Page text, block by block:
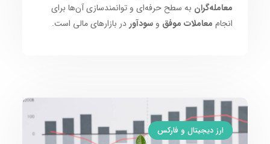
معامله‌گران به سطح حرفه‌ای و توانمندسازی آن‌ها برای
انجام معاملات موفق وسودآوردر بازارهای مالی است.
ارز دیجیتال و فارکس